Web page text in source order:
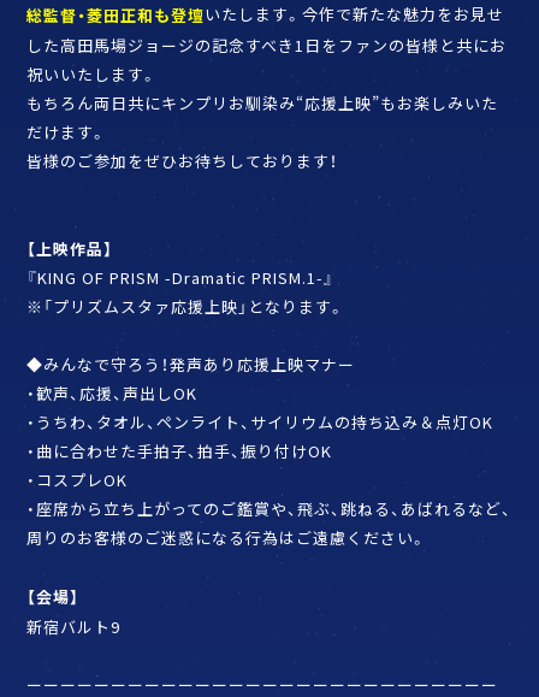
総監督・菱田正和も登壇いたします。今作で新たな魅力をお見せ
した高田馬場ジョージの記念すべき1日をファンの皆様と共にお
祝いいたします。
もちろん両日共にキンプリお馴染み“応援上映”もお楽しみいた
だけます。
皆様のご参加をぜひお待ちしております！
【上映作品】
『KING OF PRISM -Dramatic PRISM.1-』
※「プリズムスタァ応援上映」となります。
◆みんなで守ろう！発声あり応援上映マナー
・歓声、応援、声出しOK
・うちわ、タオル、ペンライト、サイリウムの持ち込み＆点灯OK
・曲に合わせた手拍子、拍手、振り付けOK
・コスプレOK
・座席から立ち上がってのご鑑賞や、飛ぶ、跳ねる、あばれるなど、
周りのお客様のご迷惑になる行為はご遠慮ください。
【会場】
新宿バルト9
ーーーーーーーーーーーーーーーーーーーーーーーーーーーー